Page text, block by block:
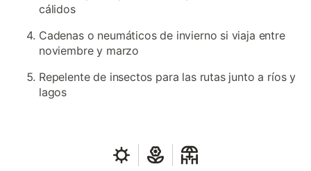
cálidos
Cadenas o neumáticos de invierno si viaja entre
noviembre y marzo
Repelente de insectos para las rutas junto a ríos y
lagos